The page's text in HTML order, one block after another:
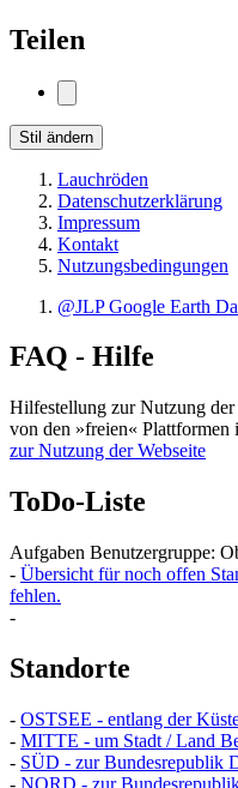
Teilen
Stil ändern
Lauchröden
Datenschutzerklärung
Impressum
Kontakt
Nutzungsbedingungen
@JLP Google Earth
FAQ - Hilfe
Hilfestellung zur Nutzung der
von den »freien« Plattformen
zur Nutzung der Webseite
ToDo-Liste
Aufgaben Benutzergruppe:
- Übersicht für noch offen
fehlen.
-
Standorte
- OSTSEE - entlang der
- MITTE - um Stadt / Land
- SÜD - zur Bundesrepublik
- NORD - zur